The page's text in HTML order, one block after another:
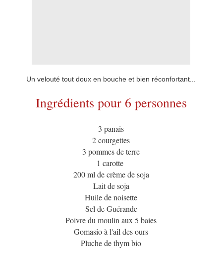
Un velouté tout doux en bouche et bien réconfortant...
Ingrédients pour 6 personnes
3 panais
2 courgettes
3 pommes de terre
1 carotte
200 ml de crème de soja
Lait de soja
Huile de noisette
Sel de Guérande
Poivre du moulin aux 5 baies
Gomasio à l'ail des ours
Pluche de thym bio